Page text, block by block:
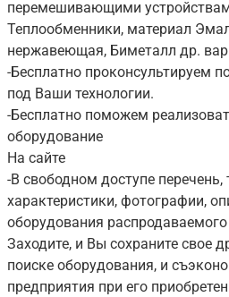
перемешивающими
Теплообменники, материал
нержавеющая, Биметалл др.
-Бесплатно проконсультируем
под Ваши технологии.
-Бесплатно поможем
оборудование
На сайте
-В свободном доступе перечень,
характеристики, фотографии,
оборудования
Заходите, и Вы сохраните свое
поиске оборудования, и
предприятия при его